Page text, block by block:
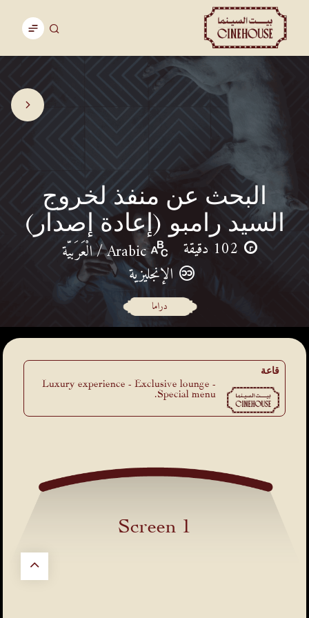
البحث عن منفذ لخروج
السيد رامبو (إعادة إصدار)
102 دقيقة
Arabic / الْعَرَبيّة
الإنجليزية
دراما
قاعة
Luxury experience - Exclusive lounge -
Special menu.
Screen 1